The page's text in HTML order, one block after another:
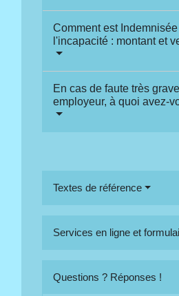
Comment est Indemnisée
l'incapacité : montant et
En cas de faute très
employeur, à quoi avez-
Textes de référence
Services en ligne et
Questions ? Réponses !